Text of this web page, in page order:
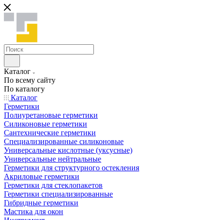
Каталог
По всему сайту
По каталогу
Каталог
Герметики
Полиуретановые герметики
Силиконовые герметики
Сантехнические герметики
Специализированные силиконовые
Универсальные кислотные (уксусные)
Универсальные нейтральные
Герметики для структурного остекления
Акриловые герметики
Герметики для стеклопакетов
Герметики специализированные
Гибридные герметики
Мастика для окон